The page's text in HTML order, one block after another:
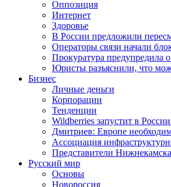
Оппозиция
Интернет
Здоровье
В России предложили
Операторы связи начали
Прокуратура предупредила
Юристы разъяснили, что
Бизнес
Личные деньги
Корпорации
Тенденции
Wildberries запустит в
Дмитриев: Европе
Ассоциация
Представители
Русский мир
Основы
Новороссия